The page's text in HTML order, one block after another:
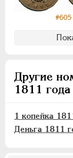
#605
Другие
1811
1 копейка
Деньга 1811